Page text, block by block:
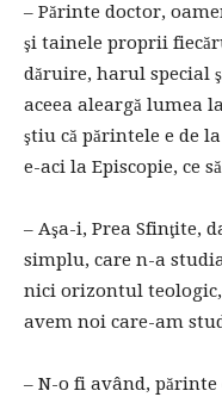
– Părinte doctor,
şi tainele proprii
dăruire, harul special
aceea aleargă lumea
ştiu că părintele e de
e-aci la Episcopie, ce
– Aşa-i, Prea Sfinţite,
simplu, care n-a
nici orizontul
avem noi care-am
– N-o fi având,